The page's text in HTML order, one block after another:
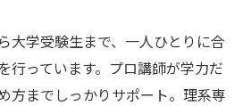
大学受験生まで、一人ひとりに合
行っています。プロ講師が学力だ
方までしっかりサポート。理系専